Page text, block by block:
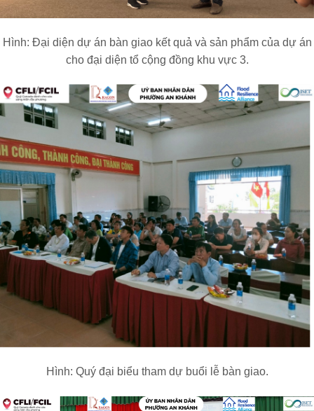
Hình: Đại diện dự án bàn giao kết quả và sản phẩm của dự án
cho đại diện tổ cộng đồng khu vực 3.
Hình: Quý đại biểu tham dự buổi lễ bàn giao.